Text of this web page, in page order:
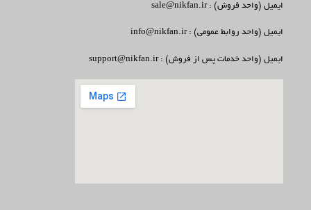
ایمیل (واحد فروش) : sale@nikfan.ir
ایمیل (واحد روابط عمومی) : info@nikfan.ir
ایمیل (واحد خدمات پس از فروش) : support@nikfan.ir